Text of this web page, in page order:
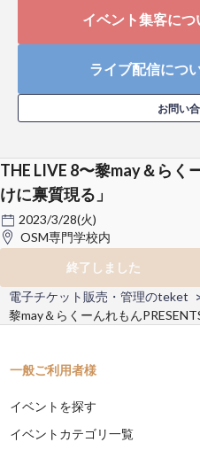
イベント集客に
ライブ配信につ
お問い
THE LIVE 8〜黎may＆らく
けに禀質現る」
2023/3/28(火)
OSM専門学校内
終了しました
電子チケット販売・管理のteket
黎may＆らくーんれもん
一般ご利用者様
イベントを探す
イベントカテゴリ一覧